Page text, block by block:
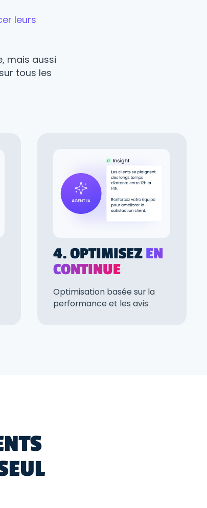
leurs
mais aussi
tous les
4. OPTIMISEZ EN
CONTINUE
Optimisation basée sur la
performance et les avis